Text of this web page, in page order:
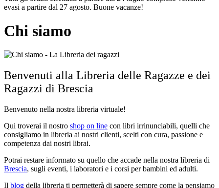
evasi a partire dal 27 agosto. Buone vacanze!
Chi siamo
Benvenuti alla Libreria delle Ragazze e dei
Ragazzi di Brescia
Benvenuto nella nostra libreria virtuale!
Qui troverai il nostro shop on line con libri irrinunciabili, quelli che
consigliamo in libreria ai nostri clienti, scelti con cura, passione e
competenza dai nostri librai.
Potrai restare informato su quello che accade nella nostra libreria di
Brescia, sugli eventi, i laboratori e i corsi per bambini ed adulti.
Il blog della libreria ti permetterà di sapere sempre come la pensiamo